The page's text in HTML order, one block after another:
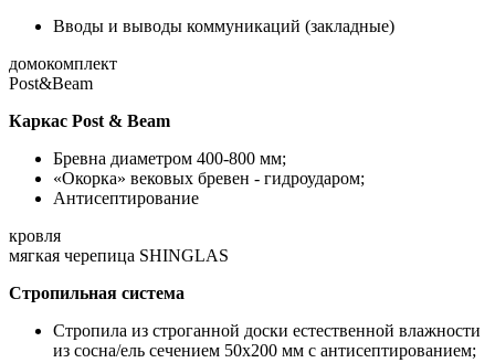
Вводы и выводы коммуникаций (закладные)
домокомплект
Post&Beam
Каркас Post & Beam
Бревна диаметром 400-800 мм;
«Окорка» вековых бревен - гидроударом;
Антисептирование
кровля
мягкая черепица SHINGLAS
Стропильная система
Стропила из строганной доски естественной влажности
из сосна/ель сечением 50х200 мм с антисептированием;